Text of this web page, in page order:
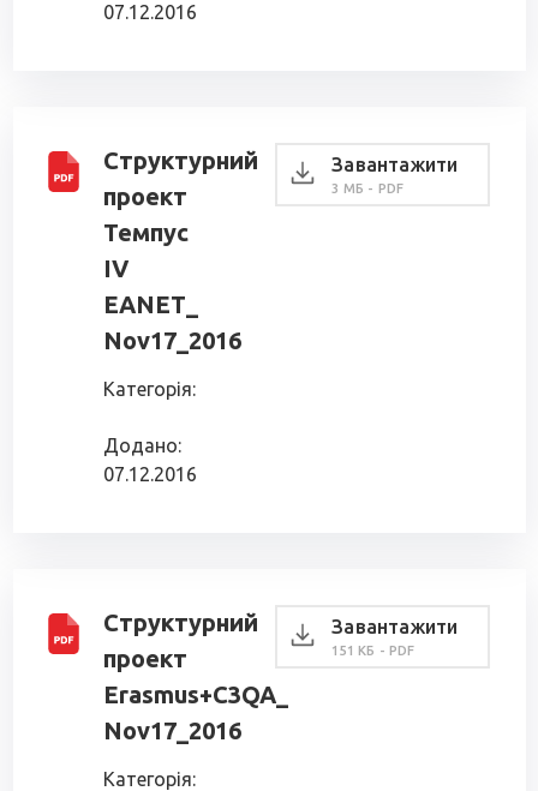
07.12.2016
Структурний
проект
Темпус
IV
EANET_
Nov17_2016
Категорія:
Додано:
07.12.2016
Завантажити
3 МБ - PDF
Структурний
проект
Erasmus+C3QA_
Nov17_2016
Категорія:
Завантажити
151 КБ - PDF